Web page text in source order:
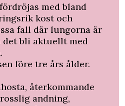
med bland
kost och
fall där lungorna är
det bli aktuellt med
före tre års ålder.
återkommande
andning,